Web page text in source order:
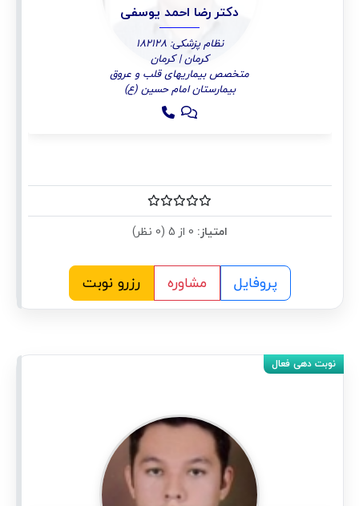
دکتر رضا احمد یوسفی
نظام پزشکی: 182128
کرمان | کرمان
متخصص بیماریهای قلب و عروق
بیمارستان امام حسین (ع)
امتیاز:
پروفایل مشاوره رزرو نوبت